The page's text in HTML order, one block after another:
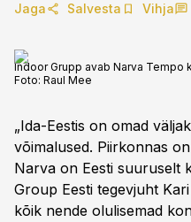
Jaga Salvesta Vihja
Indoor Grupp avab Narva Tempo
Foto: Raul Mee
„Ida-Eestis on omad
võimalused. Piirkonnas
Narva on Eesti suuruselt
Group Eesti tegevjuht
kõik nende olulisemad